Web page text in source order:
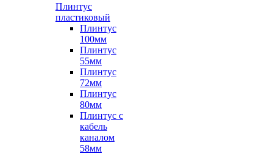
Плинтус
пластиковый
Плинтус
100мм
Плинтус
55мм
Плинтус
72мм
Плинтус
80мм
Плинтус с
кабель
каналом
58мм